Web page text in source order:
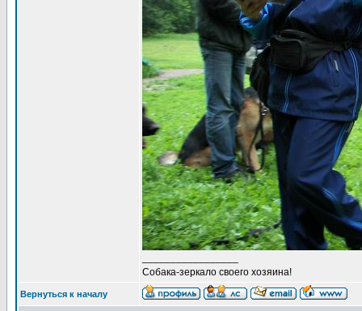
Собака-зеркало своего хозяина!
Вернуться к началу